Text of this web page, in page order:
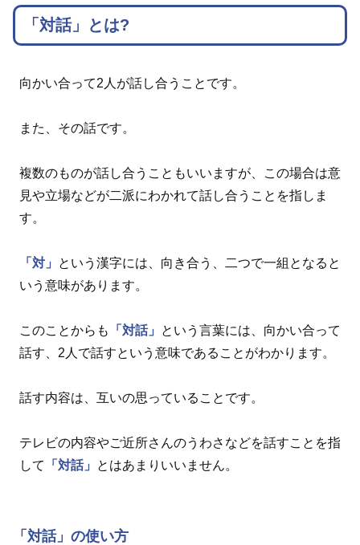
「対話」とは?
向かい合って2人が話し合うことです。
また、その話です。
複数のものが話し合うこともいいますが、この場合は意
見や立場などが二派にわかれて話し合うことを指しま
す。
「対」
という漢字には、向き合う、二つで一組となると
いう意味があります。
このことからも 「対話」
という言葉には、向かい合って
話す、2人で話すという意味であることがわかります。
話す内容は、互いの思っていることです。
テレビの内容やご近所さんのうわさなどを話すことを指
して
「対話」 とはあまりいいません。
「対話」の使い方